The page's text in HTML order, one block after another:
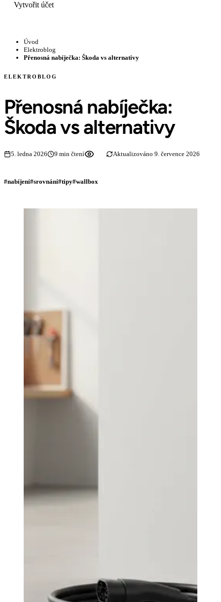
Vytvořit účet
Úvod
Elektroblog
Přenosná nabíječka: Škoda vs alternativy
ELEKTROBLOG
Přenosná nabíječka:
Škoda vs alternativy
5. ledna 2026 9 min čtení Aktualizováno 9. července 2026
#nabíjení#srovnání#tipy#wallbox